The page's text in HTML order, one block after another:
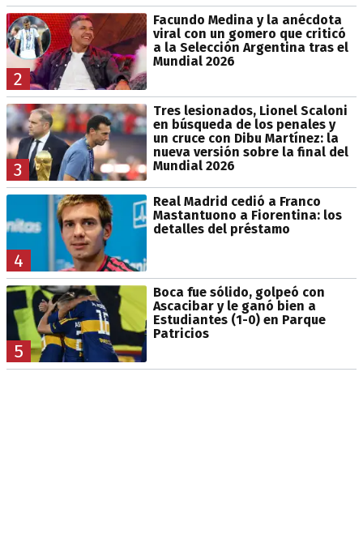
2
Facundo Medina y la anécdota
viral con un gomero que criticó
a la Selección Argentina tras el
Mundial 2026
3
Tres lesionados, Lionel Scaloni
en búsqueda de los penales y
un cruce con Dibu Martínez: la
nueva versión sobre la final del
Mundial 2026
4
Real Madrid cedió a Franco
Mastantuono a Fiorentina: los
detalles del préstamo
5
Boca fue sólido, golpeó con
Ascacibar y le ganó bien a
Estudiantes (1-0) en Parque
Patricios